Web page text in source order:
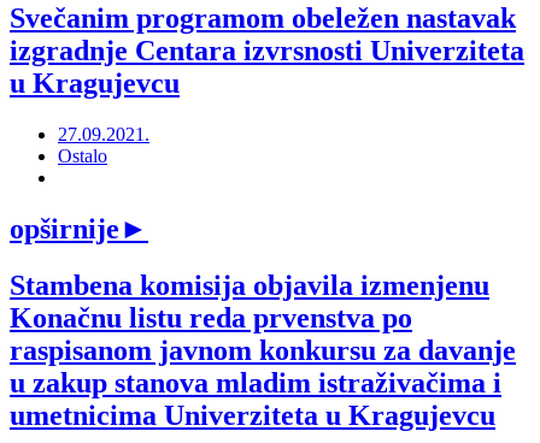
Svečanim programom obeležen nastavak
izgradnje Centara izvrsnosti Univerziteta
u Kragujevcu
27.09.2021.
Ostalo
opširnije►
Stambena komisija objavila izmenjenu
Konačnu listu reda prvenstva po
raspisanom javnom konkursu za davanje
u zakup stanova mladim istraživačima i
umetnicima Univerziteta u Kragujevcu